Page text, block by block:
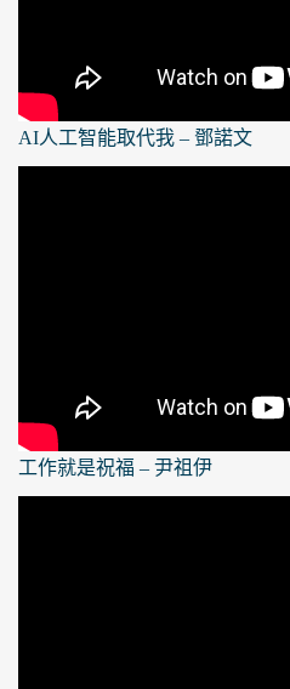
AI人工智能取代我 – 鄧諾文
工作就是祝福 – 尹祖伊